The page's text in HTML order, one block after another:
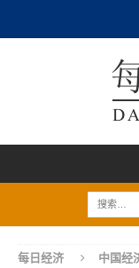
每日经济 中国经